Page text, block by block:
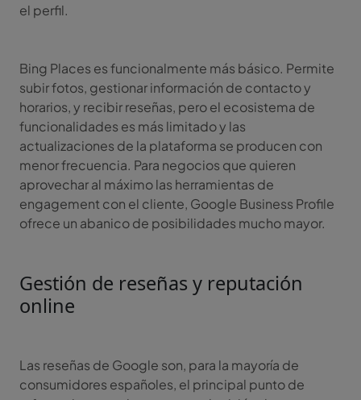
el perfil.
Bing Places es funcionalmente más básico. Permite
subir fotos, gestionar información de contacto y
horarios, y recibir reseñas, pero el ecosistema de
funcionalidades es más limitado y las
actualizaciones de la plataforma se producen con
menor frecuencia. Para negocios que quieren
aprovechar al máximo las herramientas de
engagement con el cliente, Google Business Profile
ofrece un abanico de posibilidades mucho mayor.
Gestión de reseñas y reputación
online
Las reseñas de Google son, para la mayoría de
consumidores españoles, el principal punto de